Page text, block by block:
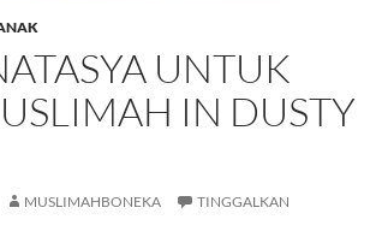
UNTUK
IN DUSTY
MUSLIMAHBONEKA
TINGGALKAN